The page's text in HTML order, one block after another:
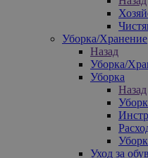
Уборка/Хранение
Назад
Уборка/
Уборка
Назад
Уход за